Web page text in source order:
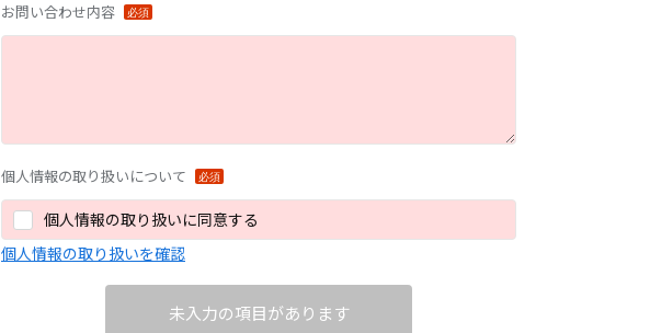
お問い合わせ内容
個人情報の取り扱いについて
個人情報の取り扱いに同意する
個人情報の取り扱いを確認
未入力の項目があります